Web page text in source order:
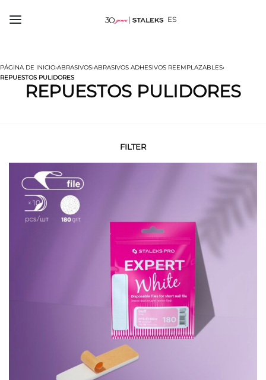
ES
PÁGINA DE INICIO›ABRASIVOS›ABRASIVOS ADHESIVOS REEMPLAZABLES›
REPUESTOS PULIDORES
REPUESTOS PULIDORES
FILTER